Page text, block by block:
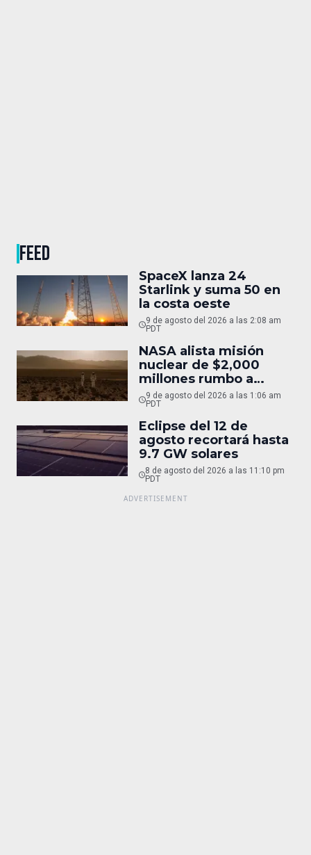
FEED
SpaceX lanza 24
Starlink y suma 50 en
la costa oeste
9 de agosto del 2026 a las 2:08 am
PDT
NASA alista misión
nuclear de $2,000
millones rumbo a
Marte
9 de agosto del 2026 a las 1:06 am
PDT
Eclipse del 12 de
agosto recortará hasta
9.7 GW solares
8 de agosto del 2026 a las 11:10 pm
PDT